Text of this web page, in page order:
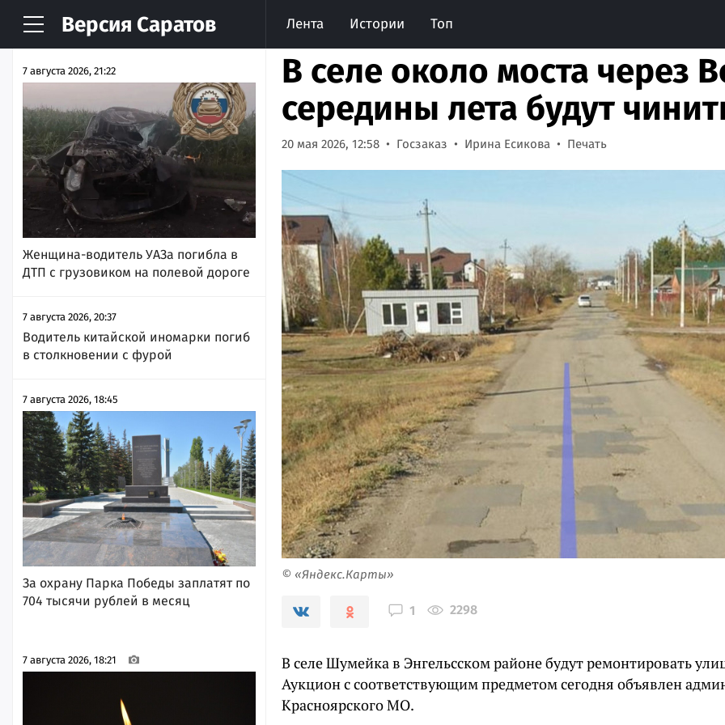
Версия Саратов Лента Истории Топ
НОВОСТИ АРХИВ
7 августа 2026, 21:22
Женщина-водитель УАЗа погибла в
ДТП с грузовиком на полевой дороге
7 августа 2026, 20:37
Водитель китайской иномарки погиб
в столкновении с фурой
7 августа 2026, 18:45
За охрану Парка Победы заплатят по
704 тысячи рублей в месяц
7 августа 2026, 18:21
В селе около моста через
середины лета будут
20 мая 2026, 12:58 Госзаказ Ирина Есикова Печать
© «Яндекс.Карты»
1 2298
В селе Шумейка в Энгельсском районе будут ремонтировать
Аукцион с соответствующим предметом сегодня объявлен
Красноярского МО.